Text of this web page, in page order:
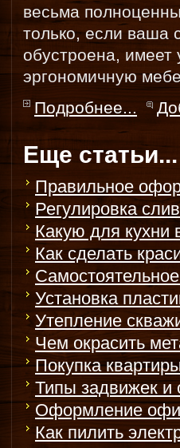
весьма
только, если ваша
обустроена, имеет
эргономичную
Подробнее...
Еще статьи...
Правильное
Регулировка
Какую для кухни
Как сделать
Установка
Утепление
Чем окрасить
Покупка
Типы задвижек и
Оформление
Как пилить